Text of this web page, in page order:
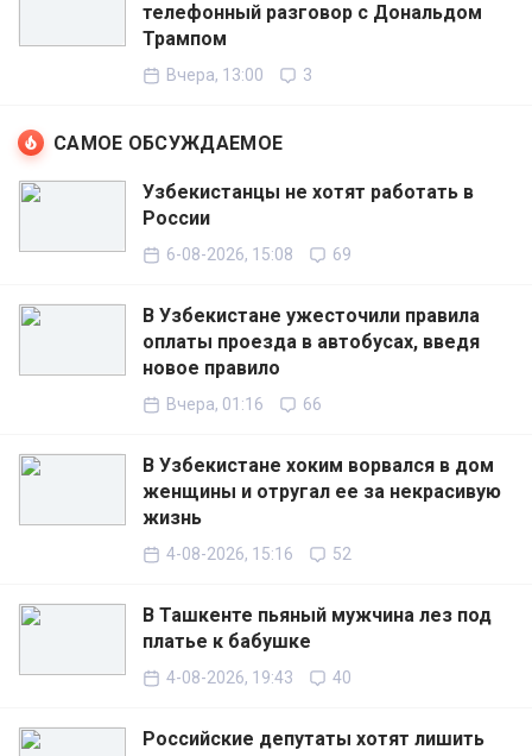
телефонный разговор с Дональдом
Трампом
Вчера, 13:00 3
САМОЕ ОБСУЖДАЕМОЕ
Узбекистанцы не хотят работать в
России
6-08-2026, 15:08 69
В Узбекистане ужесточили правила
оплаты проезда в автобусах, введя
новое правило
Вчера, 01:16 66
В Узбекистане хоким ворвался в дом
женщины и отругал ее за некрасивую
жизнь
4-08-2026, 15:16 52
В Ташкенте пьяный мужчина лез под
платье к бабушке
4-08-2026, 19:43 40
Российские депутаты хотят лишить